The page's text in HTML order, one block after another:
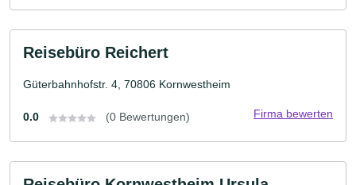
Reisebüro Reichert
Güterbahnhofstr. 4, 70806 Kornwestheim
0.0 (0 Bewertungen) Firma bewerten